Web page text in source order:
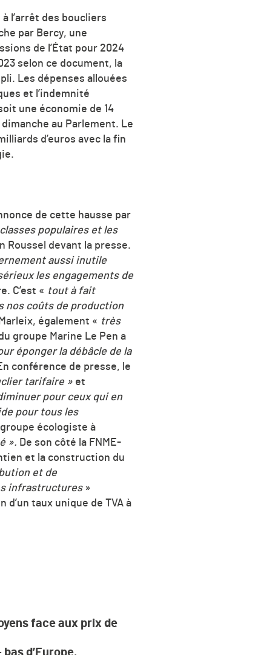
l’arrêt des boucliers
par Bercy, une
de l’État pour 2024
selon ce document, la
Les dépenses allouées
et l’indemnité
une économie de 14
au Parlement. Le
d’euros avec la fin
de cette hausse par
populaires et les
Roussel devant la presse.
aussi inutile
les engagements de
C’est « tout à fait
nos coûts de production
également « très
groupe Marine Le Pen a
éponger la débâcle de la
conférence de presse, le
tarifaire » et
pour ceux qui en
pour tous les
écologiste à
». De son côté la FNME-
et la construction du
et de
infrastructures»
taux unique de TVA à
face aux prix de
d’Europe.